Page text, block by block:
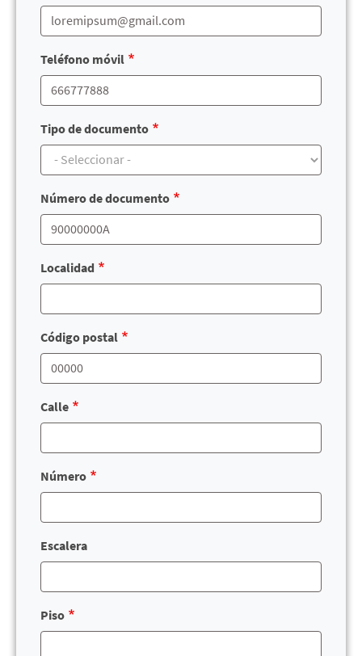
Teléfono móvil
Tipo de documento
Número de documento
Localidad
Código postal
Calle
Número
Escalera
Piso